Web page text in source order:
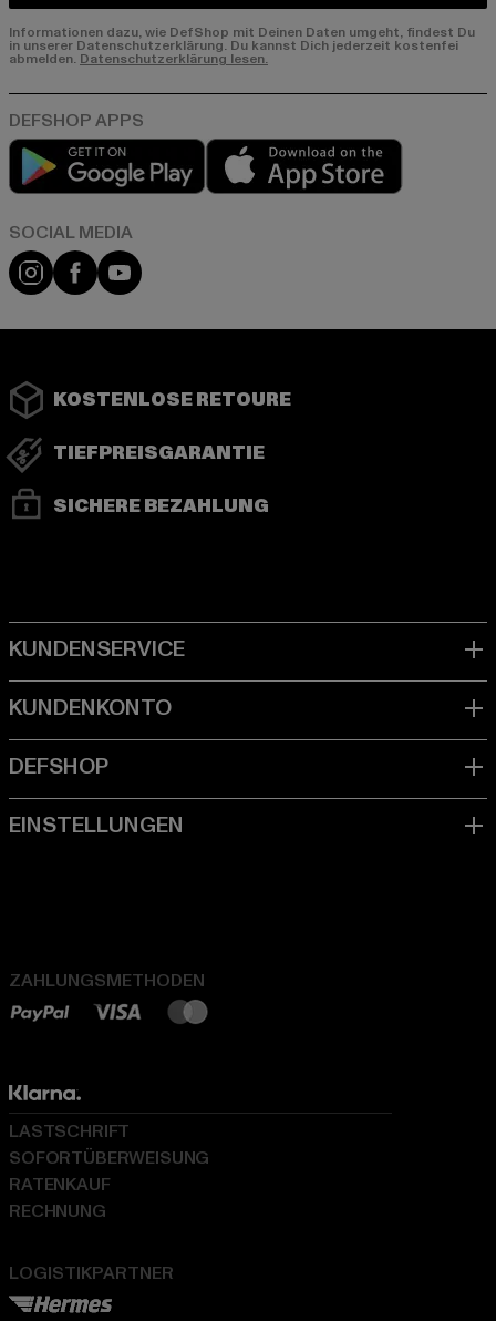
Informationen dazu, wie DefShop mit Deinen Daten umgeht, findest Du
in unserer Datenschutzerklärung. Du kannst Dich jederzeit kostenfei
abmelden. Datenschutzerklärung lesen.
Play market
Instagram
FacebookYouTube
KOSTENLOSE RETOURE
TIEFPREISGARANTIE
SICHERE BEZAHLUNG
ZAHLUNGSMETHODEN
LOGISTIKPARTNER
LASTSCHRIFT
SOFORTÜBERWEISUNG
RATENKAUF
RECHNUNG